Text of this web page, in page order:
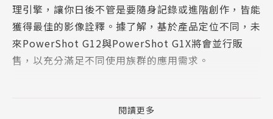
理引擎，讓你日後不管是要隨身記錄或進階創作，皆能
獲得最佳的影像詮釋。據了解，基於產品定位不同，未
來PowerShot G12與PowerShot G1X將會並行販
售，以充分滿足不同使用族群的應用需求。
除了圖示比較兩者外觀差異外，亦針對上述兩款機種主
閱讀更多